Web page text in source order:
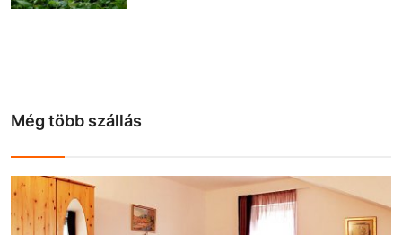
Még több szállás